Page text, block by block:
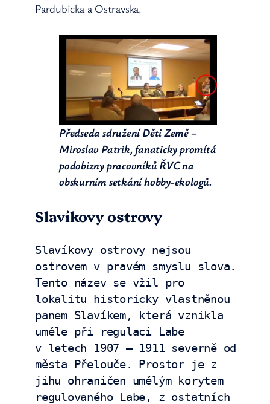
Pardubicka a Ostravska.
Předseda sdružení Děti Země –
Miroslav Patrik, fanaticky promítá
podobizny pracovníků ŘVC na
obskurním setkání hobby-ekologů.
Slavíkovy ostrovy
Slavíkovy ostrovy nejsou
ostrovem v pravém smyslu slova.
Tento název se vžil pro
lokalitu historicky vlastněnou
panem Slavíkem, která vznikla
uměle při regulaci Labe
v letech 1907 – 1911 severně od
města Přelouče. Prostor je z
jihu ohraničen umělým korytem
regulovaného Labe, z ostatních